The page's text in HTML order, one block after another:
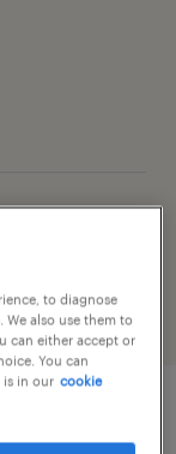
to diagnose
also use them to
can either accept or
You can
is in our cookie